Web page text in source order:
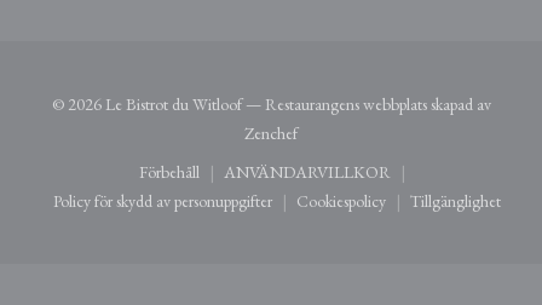
© 2026 Le Bistrot du Witloof — Restaurangens webbplats skapad av
Zenchef((öppnas i ett nytt fönster))
Förbehåll
((öppnas i ett nytt fönster))
ANVÄNDARVILLKOR
((öppnas i ett nytt fönster))
Policy för skydd av personuppgifter
((öppnas i ett nytt fönster))
Cookiespolicy
((öppnas i ett nytt fönster))
Tillgänglighet
((öppnas i